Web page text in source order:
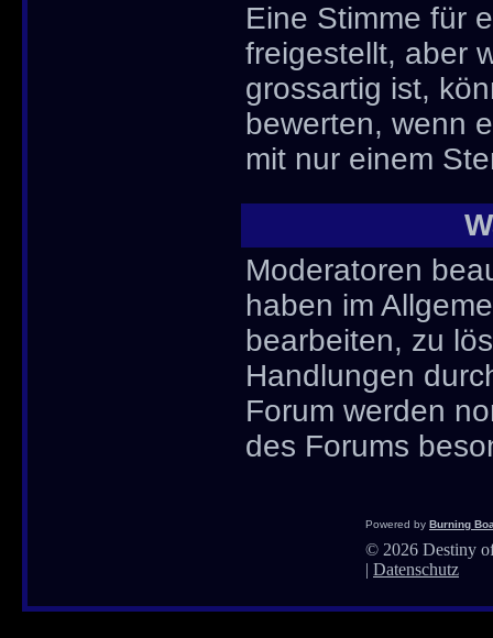
Eine Stimme für
freigestellt, aber
grossartig ist,
bewerten, wenn
mit nur einem
Moderatoren
haben im
bearbeiten, zu
Handlungen
Forum werden
des Forums
Powered by Burning
© 2026 Destiny
| Datenschutz